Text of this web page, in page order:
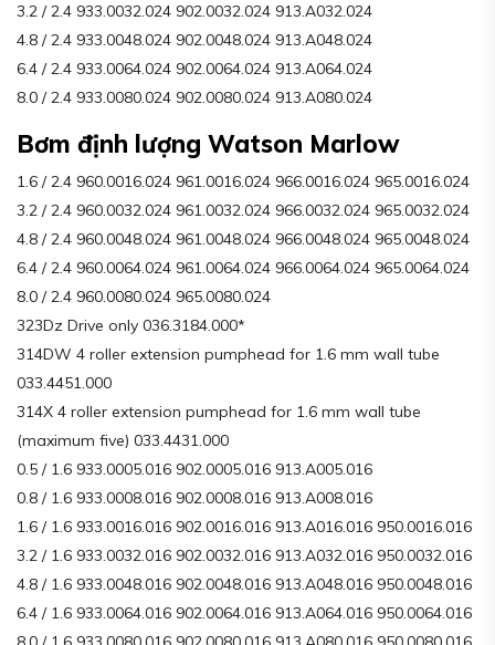
3.2 / 2.4 933.0032.024 902.0032.024 913.A032.024
4.8 / 2.4 933.0048.024 902.0048.024 913.A048.024
6.4 / 2.4 933.0064.024 902.0064.024 913.A064.024
8.0 / 2.4 933.0080.024 902.0080.024 913.A080.024
Bơm định lượng Watson Marlow
1.6 / 2.4 960.0016.024 961.0016.024 966.0016.024 965.0016.024
3.2 / 2.4 960.0032.024 961.0032.024 966.0032.024 965.0032.024
4.8 / 2.4 960.0048.024 961.0048.024 966.0048.024 965.0048.024
6.4 / 2.4 960.0064.024 961.0064.024 966.0064.024 965.0064.024
8.0 / 2.4 960.0080.024 965.0080.024
323Dz Drive only 036.3184.000*
314DW 4 roller extension pumphead for 1.6 mm wall tube
033.4451.000
314X 4 roller extension pumphead for 1.6 mm wall tube
(maximum five) 033.4431.000
0.5 / 1.6 933.0005.016 902.0005.016 913.A005.016
0.8 / 1.6 933.0008.016 902.0008.016 913.A008.016
1.6 / 1.6 933.0016.016 902.0016.016 913.A016.016 950.0016.016
3.2 / 1.6 933.0032.016 902.0032.016 913.A032.016 950.0032.016
4.8 / 1.6 933.0048.016 902.0048.016 913.A048.016 950.0048.016
6.4 / 1.6 933.0064.016 902.0064.016 913.A064.016 950.0064.016